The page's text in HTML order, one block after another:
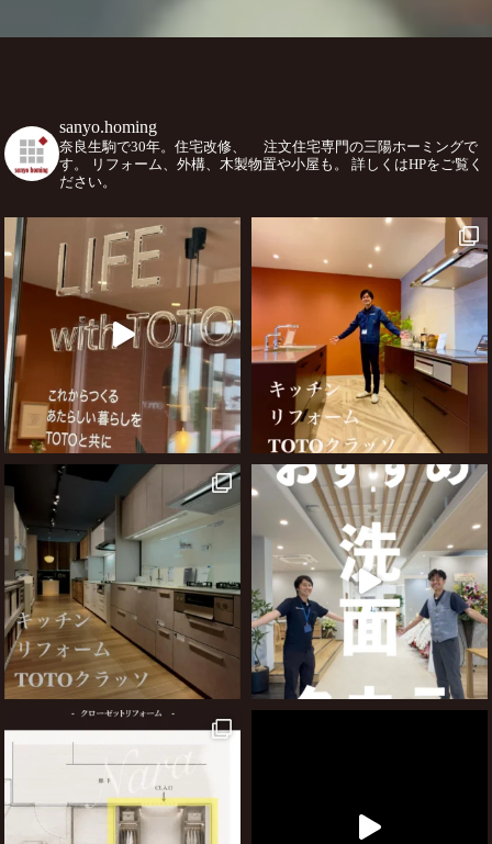
sanyo.homing
奈良生駒で30年。住宅改修、
注文住宅専門の三陽ホーミングで
す。
リフォーム、外構、木製物置や小屋も。
詳しくはHPをご覧く
ださい。